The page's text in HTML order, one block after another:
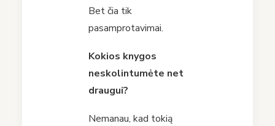
Bet čia tik
pasamprotavimai.
Kokios knygos
neskolintumėte net
draugui?
Nemanau, kad tokią